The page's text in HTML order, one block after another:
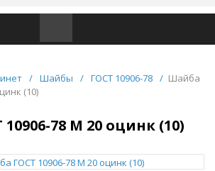
/ Шайбы / ГОСТ 10906-78 / Шайба
(10)
78 M 20 оцинк (10)